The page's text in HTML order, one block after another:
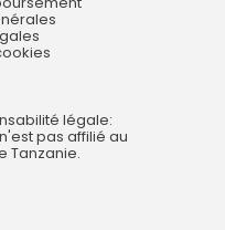
légale:
pas affilié au
Tanzanie.